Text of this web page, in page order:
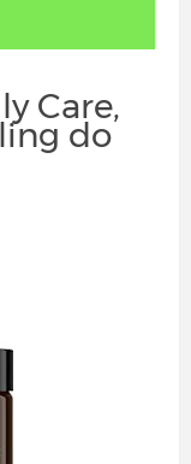
Care,
do